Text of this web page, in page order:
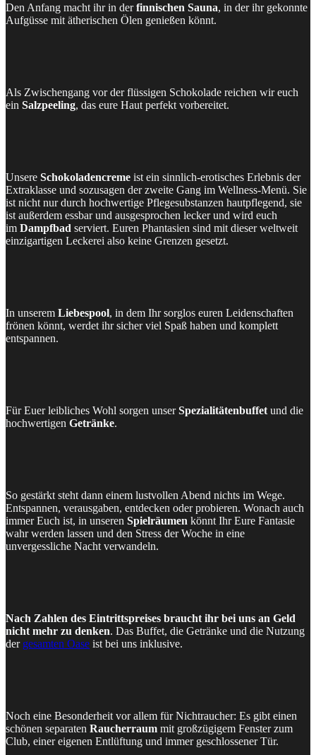
Den Anfang macht ihr in derfinnischen Sauna, in der ihr gekonnte
Aufgüsse mit ätherischen Ölen genießen könnt.
Als Zwischengang vor der flüssigen Schokolade reichen wir euch
ein Salzpeeling, das eure Haut perfekt vorbereitet.
Unsere Schokoladencreme ist ein sinnlich-erotisches Erlebnis der
Extraklasse und sozusagen der zweite Gang im Wellness-Menü. Sie
ist nicht nur durch hochwertige Pflegesubstanzen hautpflegend, sie
ist außerdem essbar und ausgesprochen lecker und wird euch
im Dampfbad serviert. Euren Phantasien sind mit dieser weltweit
einzigartigen Leckerei also keine Grenzen gesetzt.
In unserem Liebespool, in dem Ihr sorglos euren Leidenschaften
frönen könnt, werdet ihr sicher viel Spaß haben und komplett
entspannen.
Für Euer leibliches Wohl sorgen unserSpezialitätenbuffet und die
hochwertigen Getränke.
So gestärkt steht dann einem lustvollen Abend nichts im Wege.
Entspannen, verausgaben, entdecken oder probieren. Wonach auch
immer Euch ist, in unseren Spielräumen könnt Ihr Eure Fantasie
wahr werden lassen und den Stress der Woche in eine
unvergessliche Nacht verwandeln.
Nach Zahlen des Eintrittspreises braucht ihr bei uns an Geld
nicht mehr zu denken. Das Buffet, die Getränke und die Nutzung
der gesamten Oase ist bei uns inklusive.
Noch eine Besonderheit vor allem für Nichtraucher: Es gibt einen
schönen separaten Raucherraum mit großzügigem Fenster zum
Club, einer eigenen Entlüftung und immer geschlossener Tür.